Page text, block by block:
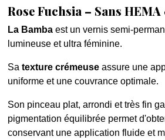
Rose Fuchsia – Sans
La Bambaest un vernis semi-
lumineuse et ultra féminine.
Sa texture crémeuseassure une
uniforme et une couvrance optimale.
Son pinceau plat, arrondi et très fin
pigmentation équilibrée permet
conservant une application fluide et